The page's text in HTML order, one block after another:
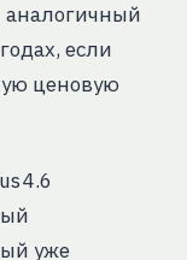
аналогичный
если
ценовую
4.6
уже